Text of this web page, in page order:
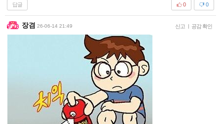
답글 0
0
장겸 26-06-14 21:49 신고 | 공감 확인